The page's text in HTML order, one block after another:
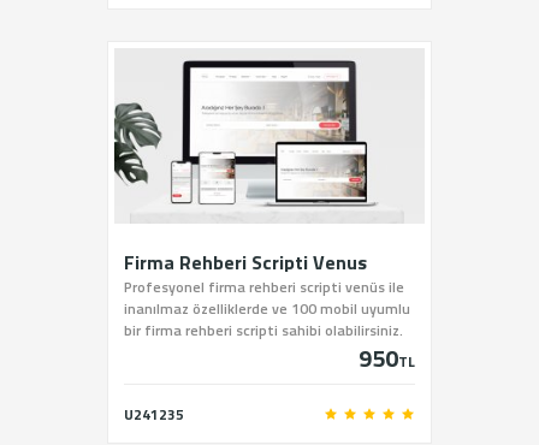
Firma Rehberi Scripti Venus
Profesyonel firma rehberi scripti venüs ile
inanılmaz özelliklerde ve 100 mobil uyumlu
bir firma rehberi scripti sahibi olabilirsiniz.
950TL
U241235